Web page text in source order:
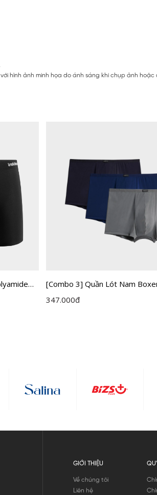
hình ảnh minh họa do ánh sáng khi chụp ảnh
[Combo 3] Quần Lót Nam
Insidemen IBX002EXP03
347.000đ
GIỚI THIỆU
Về chúng tôi
Liên hệ